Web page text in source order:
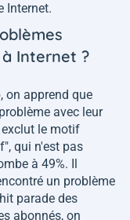
Internet.
Internet ?
on apprend que
avec leur
le motif
", qui n'est pas
à 49%. Il
un problème
parade des
abonnés, on